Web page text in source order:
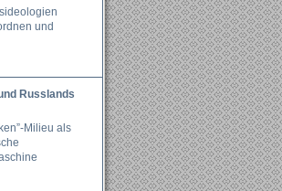
und
Russlands
Milieu als